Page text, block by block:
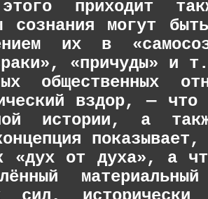
приходит
могут
их в
«причуды»
общественных
вздор, — что
истории, а
показывает,
«дух от духа», а
материальный